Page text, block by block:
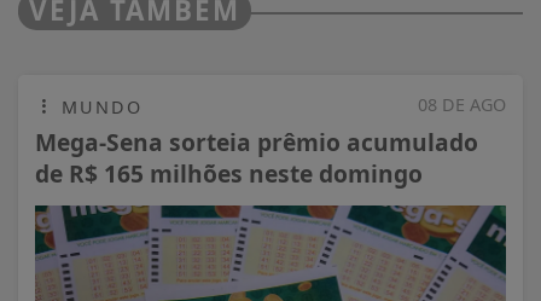
VEJA TAMBÉM
08 DE AGO
MUNDO
Mega-Sena sorteia prêmio acumulado
de R$ 165 milhões neste domingo